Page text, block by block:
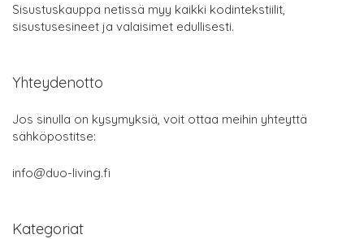
Sisustuskauppa netissä myy kaikki kodintekstiilit,
sisustusesineet ja valaisimet edullisesti.
Yhteydenotto
Jos sinulla on kysymyksiä, voit ottaa meihin yhteyttä
sähköpostitse:
info@duo-living.fi
Kategoriat